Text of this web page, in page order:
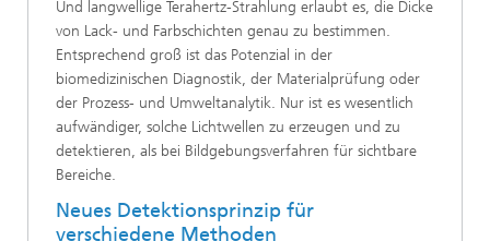
Und langwellige Terahertz-Strahlung erlaubt es, die Dicke
von Lack- und Farbschichten genau zu bestimmen.
Entsprechend groß ist das Potenzial in der
biomedizinischen Diagnostik, der Materialprüfung oder
der Prozess- und Umweltanalytik. Nur ist es wesentlich
aufwändiger, solche Lichtwellen zu erzeugen und zu
detektieren, als bei Bildgebungsverfahren für sichtbare
Bereiche.
Neues Detektionsprinzip für
verschiedene Methoden